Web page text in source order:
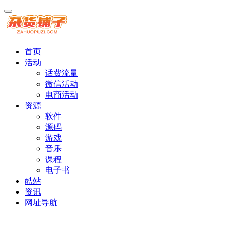
首页
活动
话费流量
微信活动
电商活动
资源
软件
源码
游戏
音乐
课程
电子书
酷站
资讯
网址导航